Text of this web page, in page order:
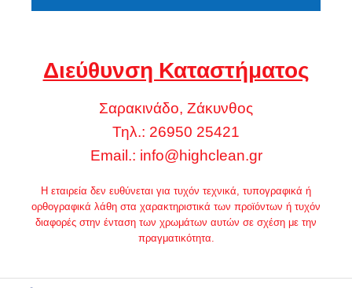
Διεύθυνση Καταστήματος
Σαρακινάδο, Ζάκυνθος
Τηλ.: 26950 25421
Email.: info@highclean.gr
Η εταιρεία δεν ευθύνεται για τυχόν τεχνικά, τυπογραφικά ή
ορθογραφικά λάθη στα χαρακτηριστικά των προϊόντων ή τυχόν
διαφορές στην ένταση των χρωμάτων αυτών σε σχέση με την
πραγματικότητα.